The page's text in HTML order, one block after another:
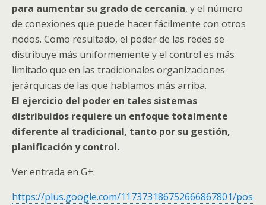
para aumentar su grado de cercanía, y el número
de conexiones que puede hacer fácilmente con otros
nodos. Como resultado, el poder de las redes se
distribuye más uniformemente y el control es más
limitado que en las tradicionales organizaciones
jerárquicas de las que hablamos más arriba.
El ejercicio del poder en tales sistemas
distribuidos requiere un enfoque totalmente
diferente al tradicional, tanto por su gestión,
planificación y control.
Ver entrada en G+:
https://plus.google.com/117373186752666867801/pos